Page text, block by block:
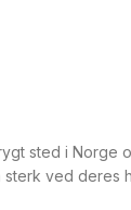
sted i Norge
sterk ved deres